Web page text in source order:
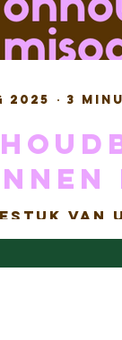
van
2025 3